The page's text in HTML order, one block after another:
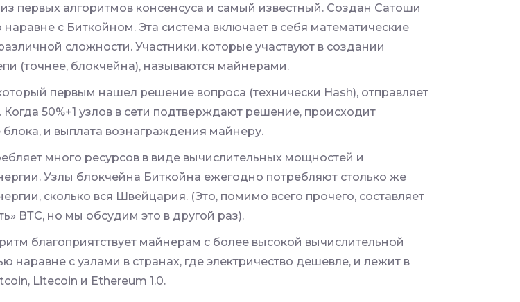
первых алгоритмов консенсуса и самый известный. Создан Сатоши
наравне с Биткойном. Эта система включает в себя математические
сложности. Участники, которые участвуют в создании
(точнее, блокчейна), называются майнерами.
первым нашел решение вопроса (технически Hash), отправляет
Когда 50%+1 узлов в сети подтверждают решение, происходит
блока, и выплата вознаграждения майнеру.
много ресурсов в виде вычислительных мощностей и
Узлы блокчейна Биткойна ежегодно потребляют столько же
сколько вся Швейцария. (Это, помимо всего прочего, составляет
ВТС, но мы обсудим это в другой раз).
благоприятствует майнерам с более высокой вычислительной
наравне с узлами в странах, где электричество дешевле, и лежит в
Litecoin и Ethereum 1.0.